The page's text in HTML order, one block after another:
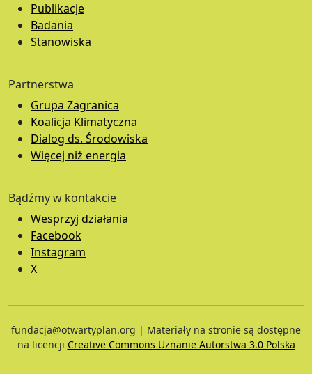
Publikacje
Badania
Stanowiska
Partnerstwa
Grupa Zagranica
Koalicja Klimatyczna
Dialog ds. Środowiska
Więcej niż energia
Bądźmy w kontakcie
Wesprzyj działania
Facebook
Instagram
X
fundacja@otwartyplan.org | Materiały na stronie są dostępne
na licencji Creative Commons Uznanie Autorstwa 3.0 Polska